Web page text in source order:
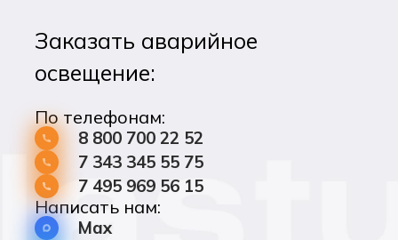
Заказать аварийное
освещение:
По телефонам:
8 800 700 22 52
7 343 345 55 75
7 495 969 56 15
Написать нам:
Max